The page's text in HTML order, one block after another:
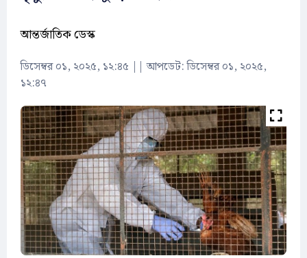
আন্তর্জাতিক ডেস্ক
ডিসেম্বর ০১, ২০২৫, ১২:৪৫ ||আপডেট: ডিসেম্বর ০১, ২০২৫,
১২:৪৭